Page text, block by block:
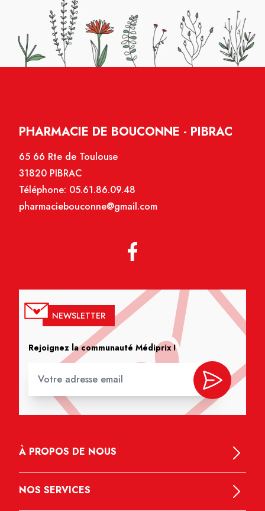
PHARMACIE DE BOUCONNE - PIBRAC
65 66 Rte de Toulouse
31820 PIBRAC
Téléphone: 05.61.86.09.48
pharmaciebouconne@gmail.com
NEWSLETTER
Rejoignez la communauté Médiprix !
À PROPOS DE NOUS
NOS SERVICES